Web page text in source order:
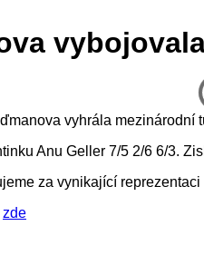
vyhrála
Anu Geller 7/5 2/6 6/3.
za vynikající reprezentaci
zde